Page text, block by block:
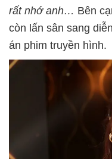
rất nhớ anh… Bên
còn lấn sân sang
án phim truyền hình.